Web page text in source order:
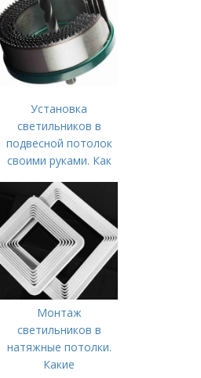
Установка
светильников в
подвесной потолок
своими руками. Как
светильники в
гипсокартон?
Монтаж
светильников в
натяжные потолки.
Какие